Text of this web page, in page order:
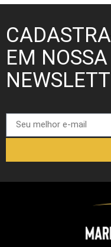
EM NOSSA